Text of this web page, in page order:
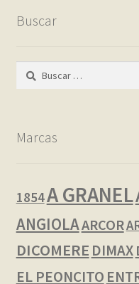
Buscar
Buscar:
Marcas
1854A GRANEL
ANGIOLAARCOR
DICOMERE DIMAX
EL PEONCITO